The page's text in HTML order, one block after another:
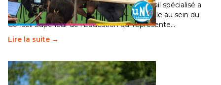
Pendant plusieurs mois, un groupe de travail spécialisé a
travaillé sur la transition écologique de l’Ecole au sein du
Conseil Supérieur de l’Éducation qui représente…
Lire la suite →